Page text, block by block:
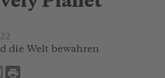
die Welt bewahren